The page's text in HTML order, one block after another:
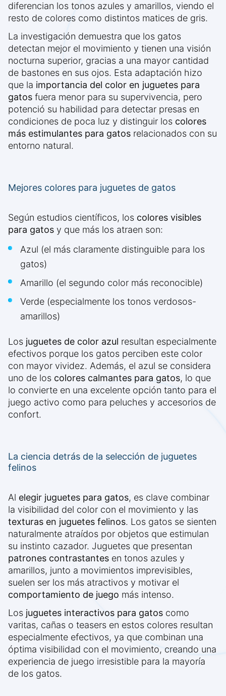
diferencian los tonos azules y amarillos, viendo el
resto de colores como distintos matices de gris.
La investigación demuestra que los gatos
detectan mejor el movimiento y tienen una visión
nocturna superior, gracias a una mayor cantidad
de bastones en sus ojos. Esta adaptación hizo
que la importancia del color en juguetes para
gatos fuera menor para su supervivencia, pero
potenció su habilidad para detectar presas en
condiciones de poca luz y distinguir los colores
más estimulantes para gatos relacionados con su
entorno natural.
Mejores colores para juguetes de gatos
Según estudios científicos, los colores visibles
para gatos y que más los atraen son:
Azul (el más claramente distinguible para los
gatos)
Amarillo (el segundo color más reconocible)
Verde (especialmente los tonos verdosos-
amarillos)
Los juguetes de color azul resultan especialmente
efectivos porque los gatos perciben este color
con mayor vividez. Además, el azul se considera
uno de los colores calmantes para gatos, lo que
lo convierte en una excelente opción tanto para el
juego activo como para peluches y accesorios de
confort.
La ciencia detrás de la selección de juguetes
felinos
Al elegir juguetes para gatos, es clave combinar
la visibilidad del color con el movimiento y las
texturas en juguetes felinos. Los gatos se sienten
naturalmente atraídos por objetos que estimulan
su instinto cazador. Juguetes que presentan
patrones contrastantes en tonos azules y
amarillos, junto a movimientos imprevisibles,
suelen ser los más atractivos y motivar el
comportamiento de juego más intenso.
Los juguetes interactivos para gatos como
varitas, cañas o teasers en estos colores resultan
especialmente efectivos, ya que combinan una
óptima visibilidad con el movimiento, creando una
experiencia de juego irresistible para la mayoría
de los gatos.